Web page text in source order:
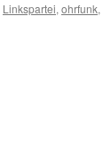
Linkspartei, ohrfunk,